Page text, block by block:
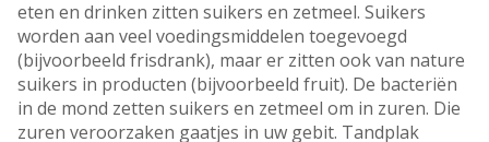
eten en drinken zitten suikers en zetmeel. Suikers
worden aan veel voedingsmiddelen toegevoegd
(bijvoorbeeld frisdrank), maar er zitten ook van nature
suikers in producten (bijvoorbeeld fruit). De bacteriën
in de mond zetten suikers en zetmeel om in zuren. Die
zuren veroorzaken gaatjes in uw gebit. Tandplak